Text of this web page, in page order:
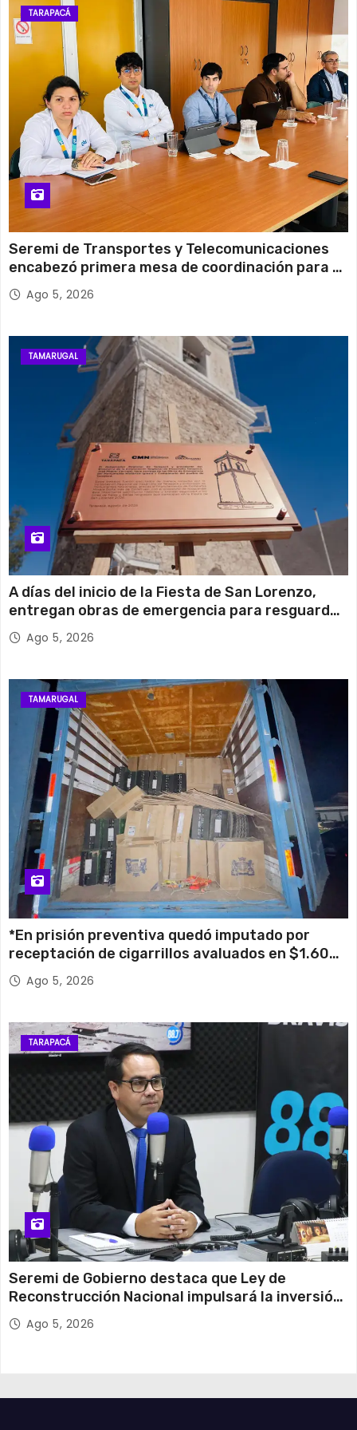
Martes
12 de agosto
Miércoles
TARAPACÁ
Seremi de Transportes y Telecomunicaciones
encabezó primera mesa de coordinación para el
retiro de cables en desuso en Iquique
Ago 5, 2026
TAMARUGAL
A días del inicio de la Fiesta de San Lorenzo,
entregan obras de emergencia para resguardar
su histórico campanario
Ago 5, 2026
TAMARUGAL
*En prisión preventiva quedó imputado por
receptación de cigarrillos avaluados en $1.600
millones*
Ago 5, 2026
TARAPACÁ
Seremi de Gobierno destaca que Ley de
Reconstrucción Nacional impulsará la inversión
y el empleo en Tarapacá
Ago 5, 2026